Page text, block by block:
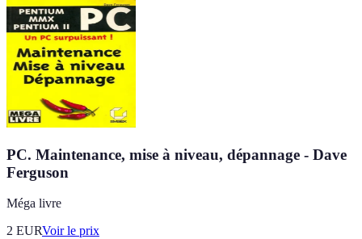
PC. Maintenance, mise à niveau, dépannage - Dave
Ferguson
Méga livre
2 EURVoir le prix